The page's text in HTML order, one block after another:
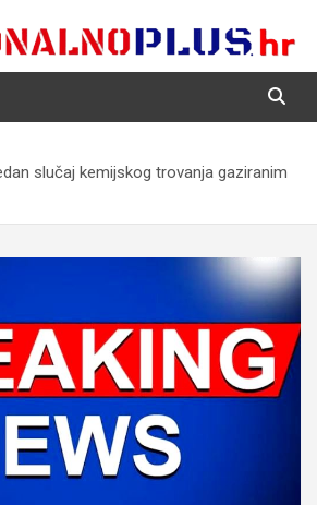
slučaj kemijskog trovanja gaziranim